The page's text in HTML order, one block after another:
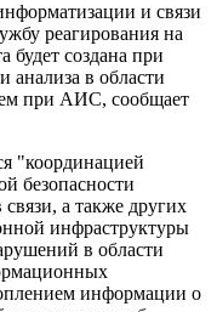
и связи
реагирования на
создана при
анализа в области
при АИС, сообщает
"координацией
безопасности
а также других
инфраструктуры
в области
информации о